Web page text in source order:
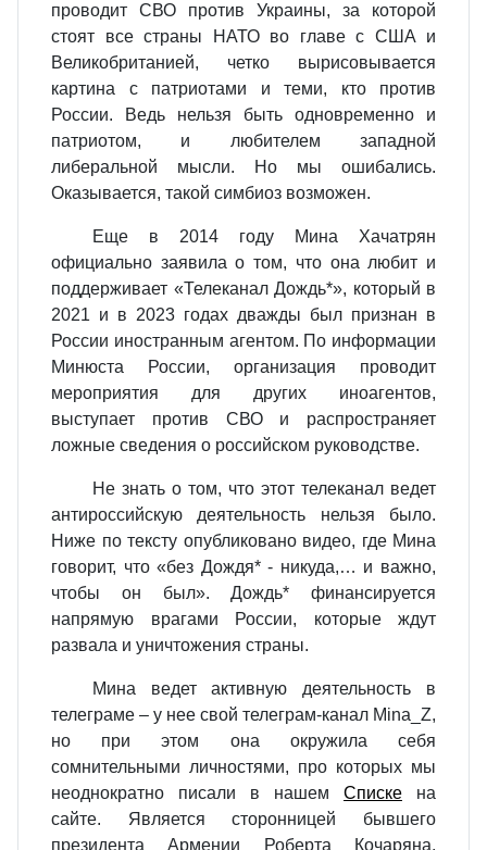
проводит СВО против Украины, за которой
стоят все страны НАТО во главе с США и
Великобританией, четко вырисовывается
картина с патриотами и теми, кто против
России. Ведь нельзя быть одновременно и
патриотом, и любителем западной
либеральной мысли. Но мы ошибались.
Оказывается, такой симбиоз возможен.
Еще в 2014 году Мина Хачатрян
официально заявила о том, что она любит и
поддерживает «Телеканал Дождь*», который в
2021 и в 2023 годах дважды был признан в
России иностранным агентом. По информации
Минюста России, организация проводит
мероприятия для других иноагентов,
выступает против СВО и распространяет
ложные сведения о российском руководстве.
Не знать о том, что этот телеканал ведет
антироссийскую деятельность нельзя было.
Ниже по тексту опубликовано видео, где Мина
говорит, что «без Дождя* - никуда,… и важно,
чтобы он был». Дождь* финансируется
напрямую врагами России, которые ждут
развала и уничтожения страны.
Мина ведет активную деятельность в
телеграме – у нее свой телеграм-канал Mina Z,
но при этом она окружила себя
сомнительными личностями, про которых мы
неоднократно писали в нашем Списке на
сайте. Является сторонницей бывшего
президента Армении Роберта Кочаряна.